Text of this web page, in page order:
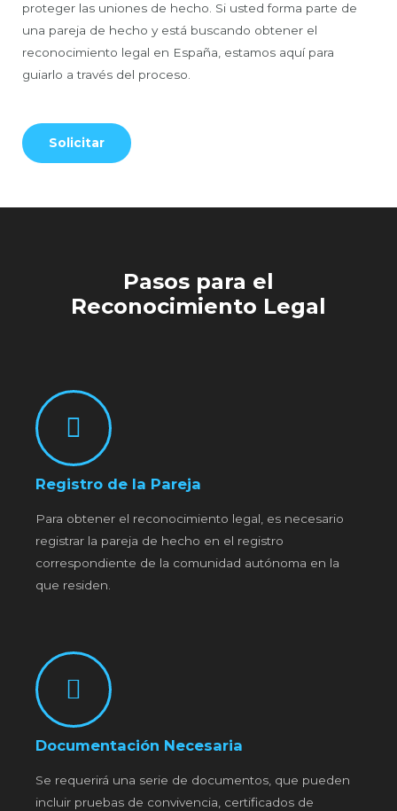
proteger las uniones de hecho. Si usted forma parte de
una pareja de hecho y está buscando obtener el
reconocimiento legal en España, estamos aquí para
guiarlo a través del proceso.
Solicitar
Pasos para el
Reconocimiento Legal
Registro de la Pareja
Para obtener el reconocimiento legal, es necesario
registrar la pareja de hecho en el registro
correspondiente de la comunidad autónoma en la
que residen.
Documentación Necesaria
Se requerirá una serie de documentos, que pueden
incluir pruebas de convivencia, certificados de